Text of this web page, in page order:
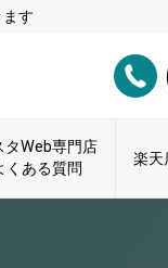
す
タWeb専門店
くある質問
楽天